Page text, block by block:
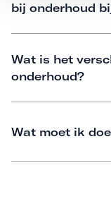
bij onderhoud
Wat is het
onderhoud?
Wat moet ik